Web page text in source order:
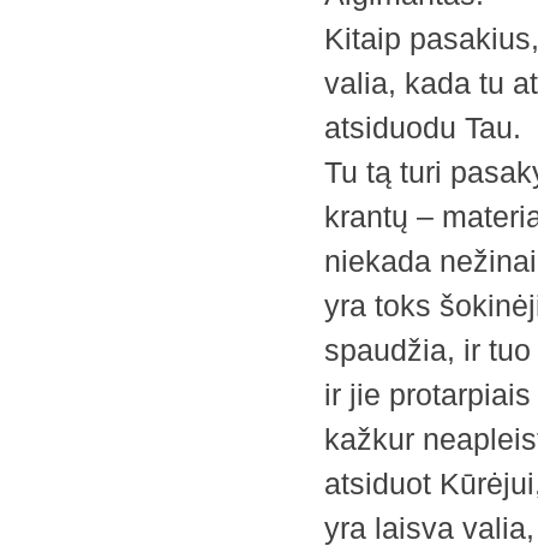
Kitaip
valia, kada tu
atsiduodu Tau.
Tu tą turi
krantų –
niekada
yra toks
spaudžia, ir
ir jie
kažkur
atsiduot
yra laisva